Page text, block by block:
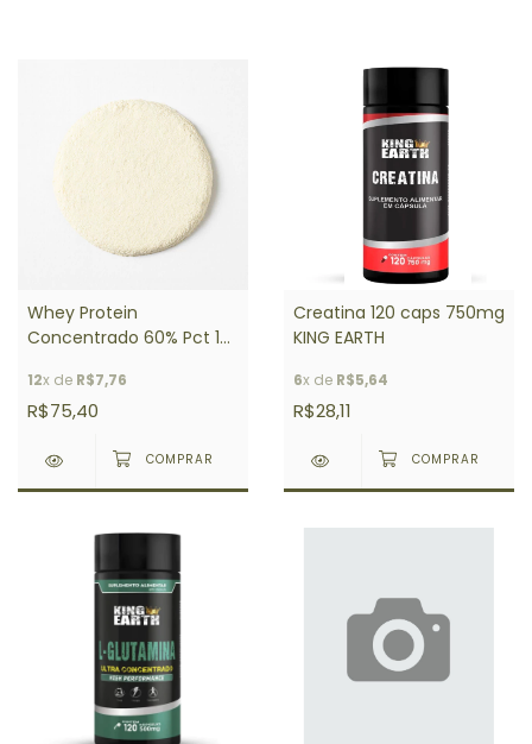
Whey Protein
Concentrado 60% Pct 1
12x de R$7,76
R$75,40
Creatina 120 caps 750mg
KING EARTH
6x de R$5,64
R$28,11